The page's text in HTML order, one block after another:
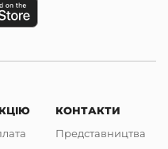
КОНТАКТИ
Представництва